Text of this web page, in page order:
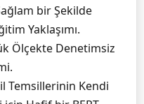
bir Şekilde
Yaklaşımı.
Ölçekte Denetimsiz
Temsillerinin Kendi